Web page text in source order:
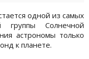
одной из самых
группы Солнечной
астрономы только
к планете.